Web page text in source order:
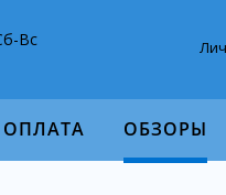
Вс
ОБЗОРЫ